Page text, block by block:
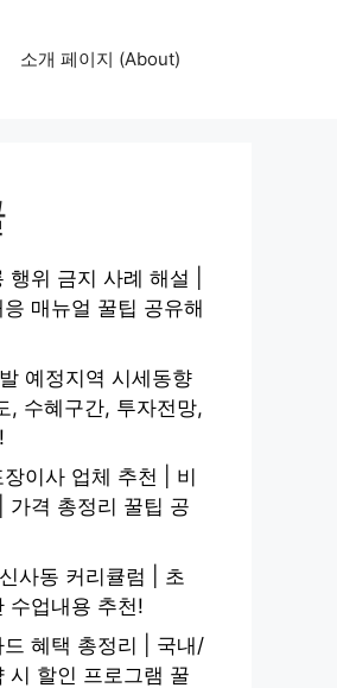
소개 페이지 (About)
행위 금지 사례 해설 |
매뉴얼 꿀팁 공유해
예정지역 시세동향
, 수혜구간, 투자전망,
이사 업체 추천 | 비
가격 총정리 꿀팁 공
사동 커리큘럼 | 초
수업내용 추천!
드 혜택 총정리 | 국내/
시 할인 프로그램 꿀